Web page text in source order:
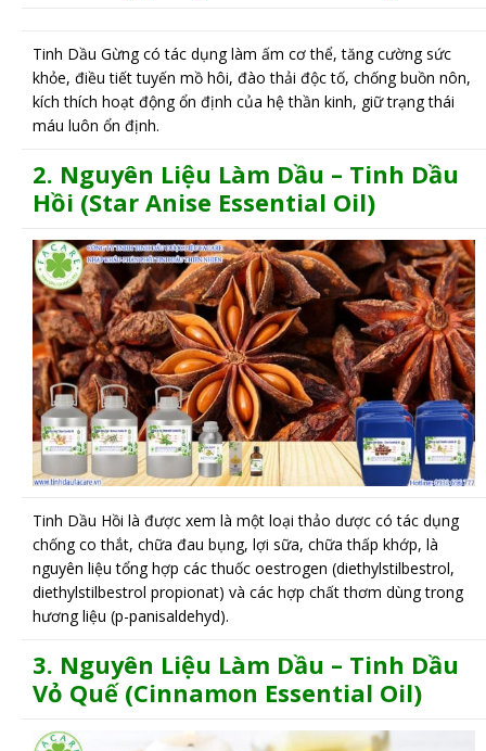
Tinh Dầu Gừng có tác dụng làm ấm cơ thể, tăng cường sức
khỏe, điều tiết tuyến mồ hôi, đào thải độc tố, chống buồn nôn,
kích thích hoạt động ổn định của hệ thần kinh, giữ trạng thái
máu luôn ổn định.
2. Nguyên Liệu Làm Dầu – Tinh Dầu
Hồi (Star Anise Essential Oil)
Tinh Dầu Hồi là được xem là một loại thảo dược có tác dụng
chống co thắt, chữa đau bụng, lợi sữa, chữa thấp khớp, là
nguyên liệu tổng hợp các thuốc oestrogen (diethylstilbestrol,
diethylstilbestrol propionat) và các hợp chất thơm dùng trong
hương liệu (p-panisaldehyd).
3. Nguyên Liệu Làm Dầu – Tinh Dầu
Vỏ Quế (Cinnamon Essential Oil)